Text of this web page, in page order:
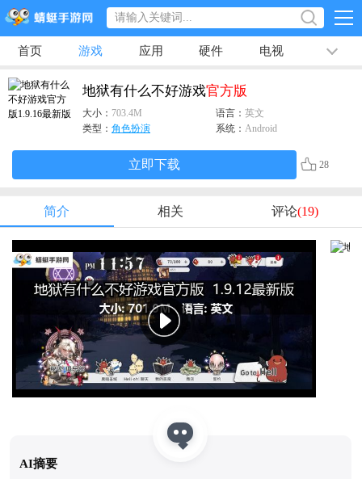
首页 游戏 应用 硬件 电视 排行榜
专题
地狱有什么不好游戏官方版
大小： 703.4M 语言： 英文
类型： 角色扮演 系统： Android
立即下载 28
简介 相关 评论(19)
AI摘要